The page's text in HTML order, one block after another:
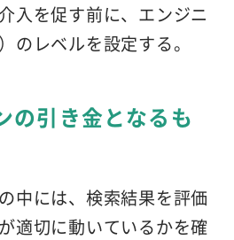
入を促す前に、エンジニ
のレベルを設定する。
の引き金となるも
中には、検索結果を評価
適切に動いているかを確